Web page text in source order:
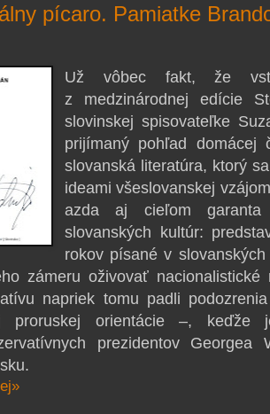
pícaro. Pamiatke
Už vôbec fakt, že
z medzinárodnej edície
slovinskej spisovateľke
prijímaný pohľad domácej
slovanská literatúra, ktorý
ideami všeslovanskej
azda aj cieľom
slovanských kultúr:
rokov písané v
zámeru oživovať
napriek tomu padli
proruskej orientácie –,
prezidentov